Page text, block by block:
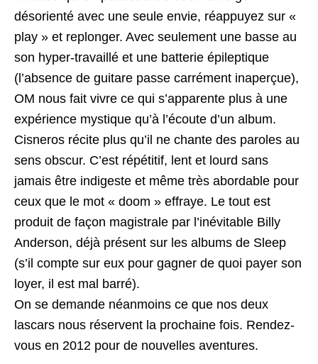
désorienté avec une seule envie, réappuyez sur «
play » et replonger. Avec seulement une basse au
son hyper-travaillé et une batterie épileptique
(l’absence de guitare passe carrément inaperçue),
OM nous fait vivre ce qui s’apparente plus à une
expérience mystique qu’à l’écoute d’un album.
Cisneros récite plus qu’il ne chante des paroles au
sens obscur. C’est répétitif, lent et lourd sans
jamais être indigeste et même très abordable pour
ceux que le mot « doom » effraye. Le tout est
produit de façon magistrale par l’inévitable Billy
Anderson, déjà présent sur les albums de Sleep
(s’il compte sur eux pour gagner de quoi payer son
loyer, il est mal barré).
On se demande néanmoins ce que nos deux
lascars nous réservent la prochaine fois. Rendez-
vous en 2012 pour de nouvelles aventures.